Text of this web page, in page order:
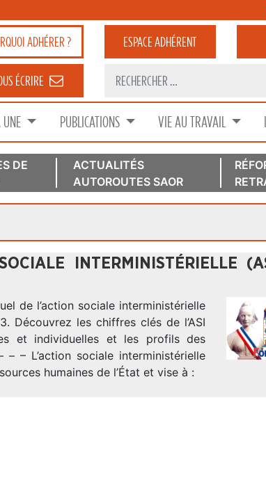
ADHÉRER ? ESPACEADHÉRENT
ÉCRIRE
UNE PUBLICATIONS VIE AU TRAVAIL
DE
ACTUALITÉS
AUTOROUTES SAOR
INTERMINISTÉRIELLE
de l’action sociale interministérielle
Découvrez les chiffres clés de l’ASI
et individuelles et les profils des
– L’action sociale interministérielle
humaines de l’État et vise à :